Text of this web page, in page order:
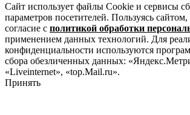
Сайт использует файлы Cookie и сервисы
параметров посетителей. Пользуясь
согласие с политикой обработки
применением данных технологий. Для
конфиденциальности используются
сбора обезличенных данных:
«Liveinternet», «top.Mail.ru».
Принять